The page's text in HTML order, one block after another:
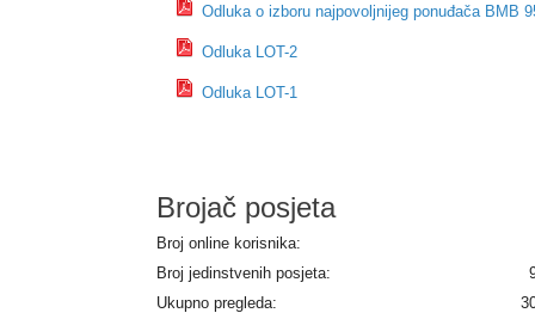
Odluka o izboru najpovoljnijeg ponuđača BMB
Odluka LOT-2
Odluka LOT-1
Brojač posjeta
Broj online korisnika:
Broj jedinstvenih posjeta:
Ukupno pregleda: